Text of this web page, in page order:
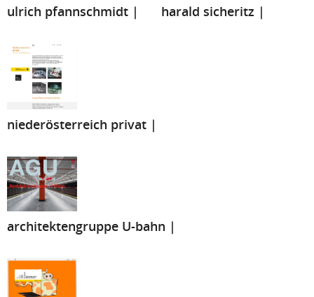
ulrich pfannschmidt | harald sicheritz |
niederösterreich privat |
architektengruppe U-bahn |